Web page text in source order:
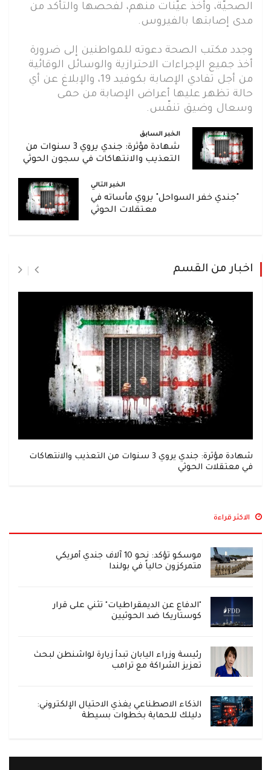
الصحيّة، وأخذ عيّنات منهم، لفحصها والتأكد من
مدى إصابتها بالفيروس.
وجدد مكتب الصحة دعوته للمواطنين إلى ضرورة
أخذ جميع الإجراءات الاحترازية والوسائل الوقائية
من أجل تفادي الإصابة بكوفيد 19، والإبلاغ عن أي
حالة تظهر عليها أعراض الإصابة من حمى
وسعال وضيق تنفّس.
الخبر السابق
شهادة مؤثرة: جندي يروي 3 سنوات من
التعذيب والانتهاكات في سجون الحوثي
الخبر التالي
"جندي خفر السواحل" يروي مأساته في
معتقلات الحوثي
اخبار من القسم
شهادة مؤثرة: جندي يروي 3 سنوات من التعذيب والانتهاكات
في معتقلات الحوثي
الاكثر قراءة
موسكو تؤكد: نحو 10 آلاف جندي أمريكي
متمركزون حالياً في بولندا
"الدفاع عن الديمقراطيات" تثني على قرار
كوستاريكا ضد الحوثيين
رئيسة وزراء اليابان تبدأ زيارة لواشنطن لبحث
تعزيز الشراكة مع ترامب
الذكاء الاصطناعي يغذي الاحتيال الإلكتروني:
دليلك للحماية بخطوات بسيطة